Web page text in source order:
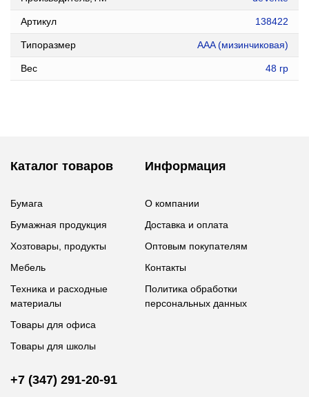
Артикул 138422
Типоразмер AAA (мизинчиковая)
Вес 48 гр
Каталог товаров
Бумага
Бумажная продукция
Хозтовары, продукты
Мебель
Техника и расходные
материалы
Товары для офиса
Товары для школы
Информация
О компании
Доставка и оплата
Оптовым покупателям
Контакты
Политика обработки
персональных данных
+7 (347) 291-20-91